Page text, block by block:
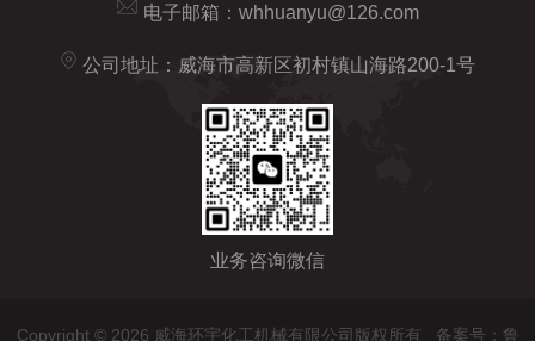
电子邮箱： whhuanyu@126.com
公司地址：威海市高新区初村镇山海路200-1号
业务咨询微信
Copyright © 2026 威海环宇化工机械有限公司版权所有 备案号：鲁